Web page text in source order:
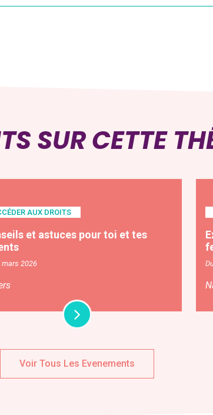
SUR CETTE
AUX DROITS
et astuces pour toi et tes
mars 2026
Voir Tous Les Evenements